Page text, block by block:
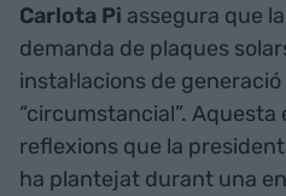
Carlota Pi assegura que
demanda de plaques
instal·lacions de
“circumstancial”.
reflexions que la
ha plantejat durant una